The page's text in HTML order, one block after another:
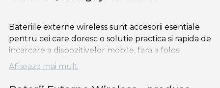
Bateriile externe wireless sunt accesorii esentiale
pentru cei care doresc o solutie practica si rapida de
incarcare a dispozitivelor mobile, fara a folosi
cabluri. Aceste baterii permit incarcarea prin simpla
incarcare, utilizand tehnologia de incarcare Qi.
Afiseaza mai mult